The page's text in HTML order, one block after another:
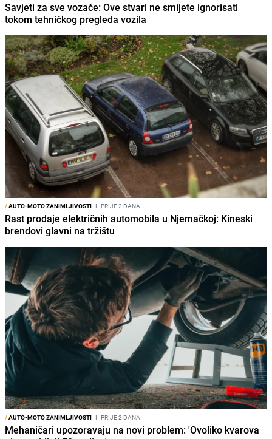
Savjeti za sve vozače: Ove stvari ne smijete ignorisati
tokom tehničkog pregleda vozila
/AUTO-MOTO ZANIMLJIVOSTI I PRIJE 2 DANA
Rast prodaje električnih automobila u Njemačkoj: Kineski
brendovi glavni na tržištu
/AUTO-MOTO ZANIMLJIVOSTI I PRIJE 2 DANA
Mehaničari upozoravaju na novi problem: 'Ovoliko kvarova